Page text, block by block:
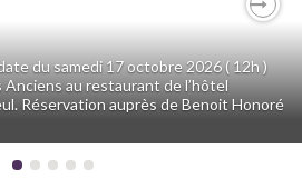
du samedi 17 octobre 2026 ( 12h )
Anciens au restaurant de l’hôtel
Réservation auprès de Benoit Honoré